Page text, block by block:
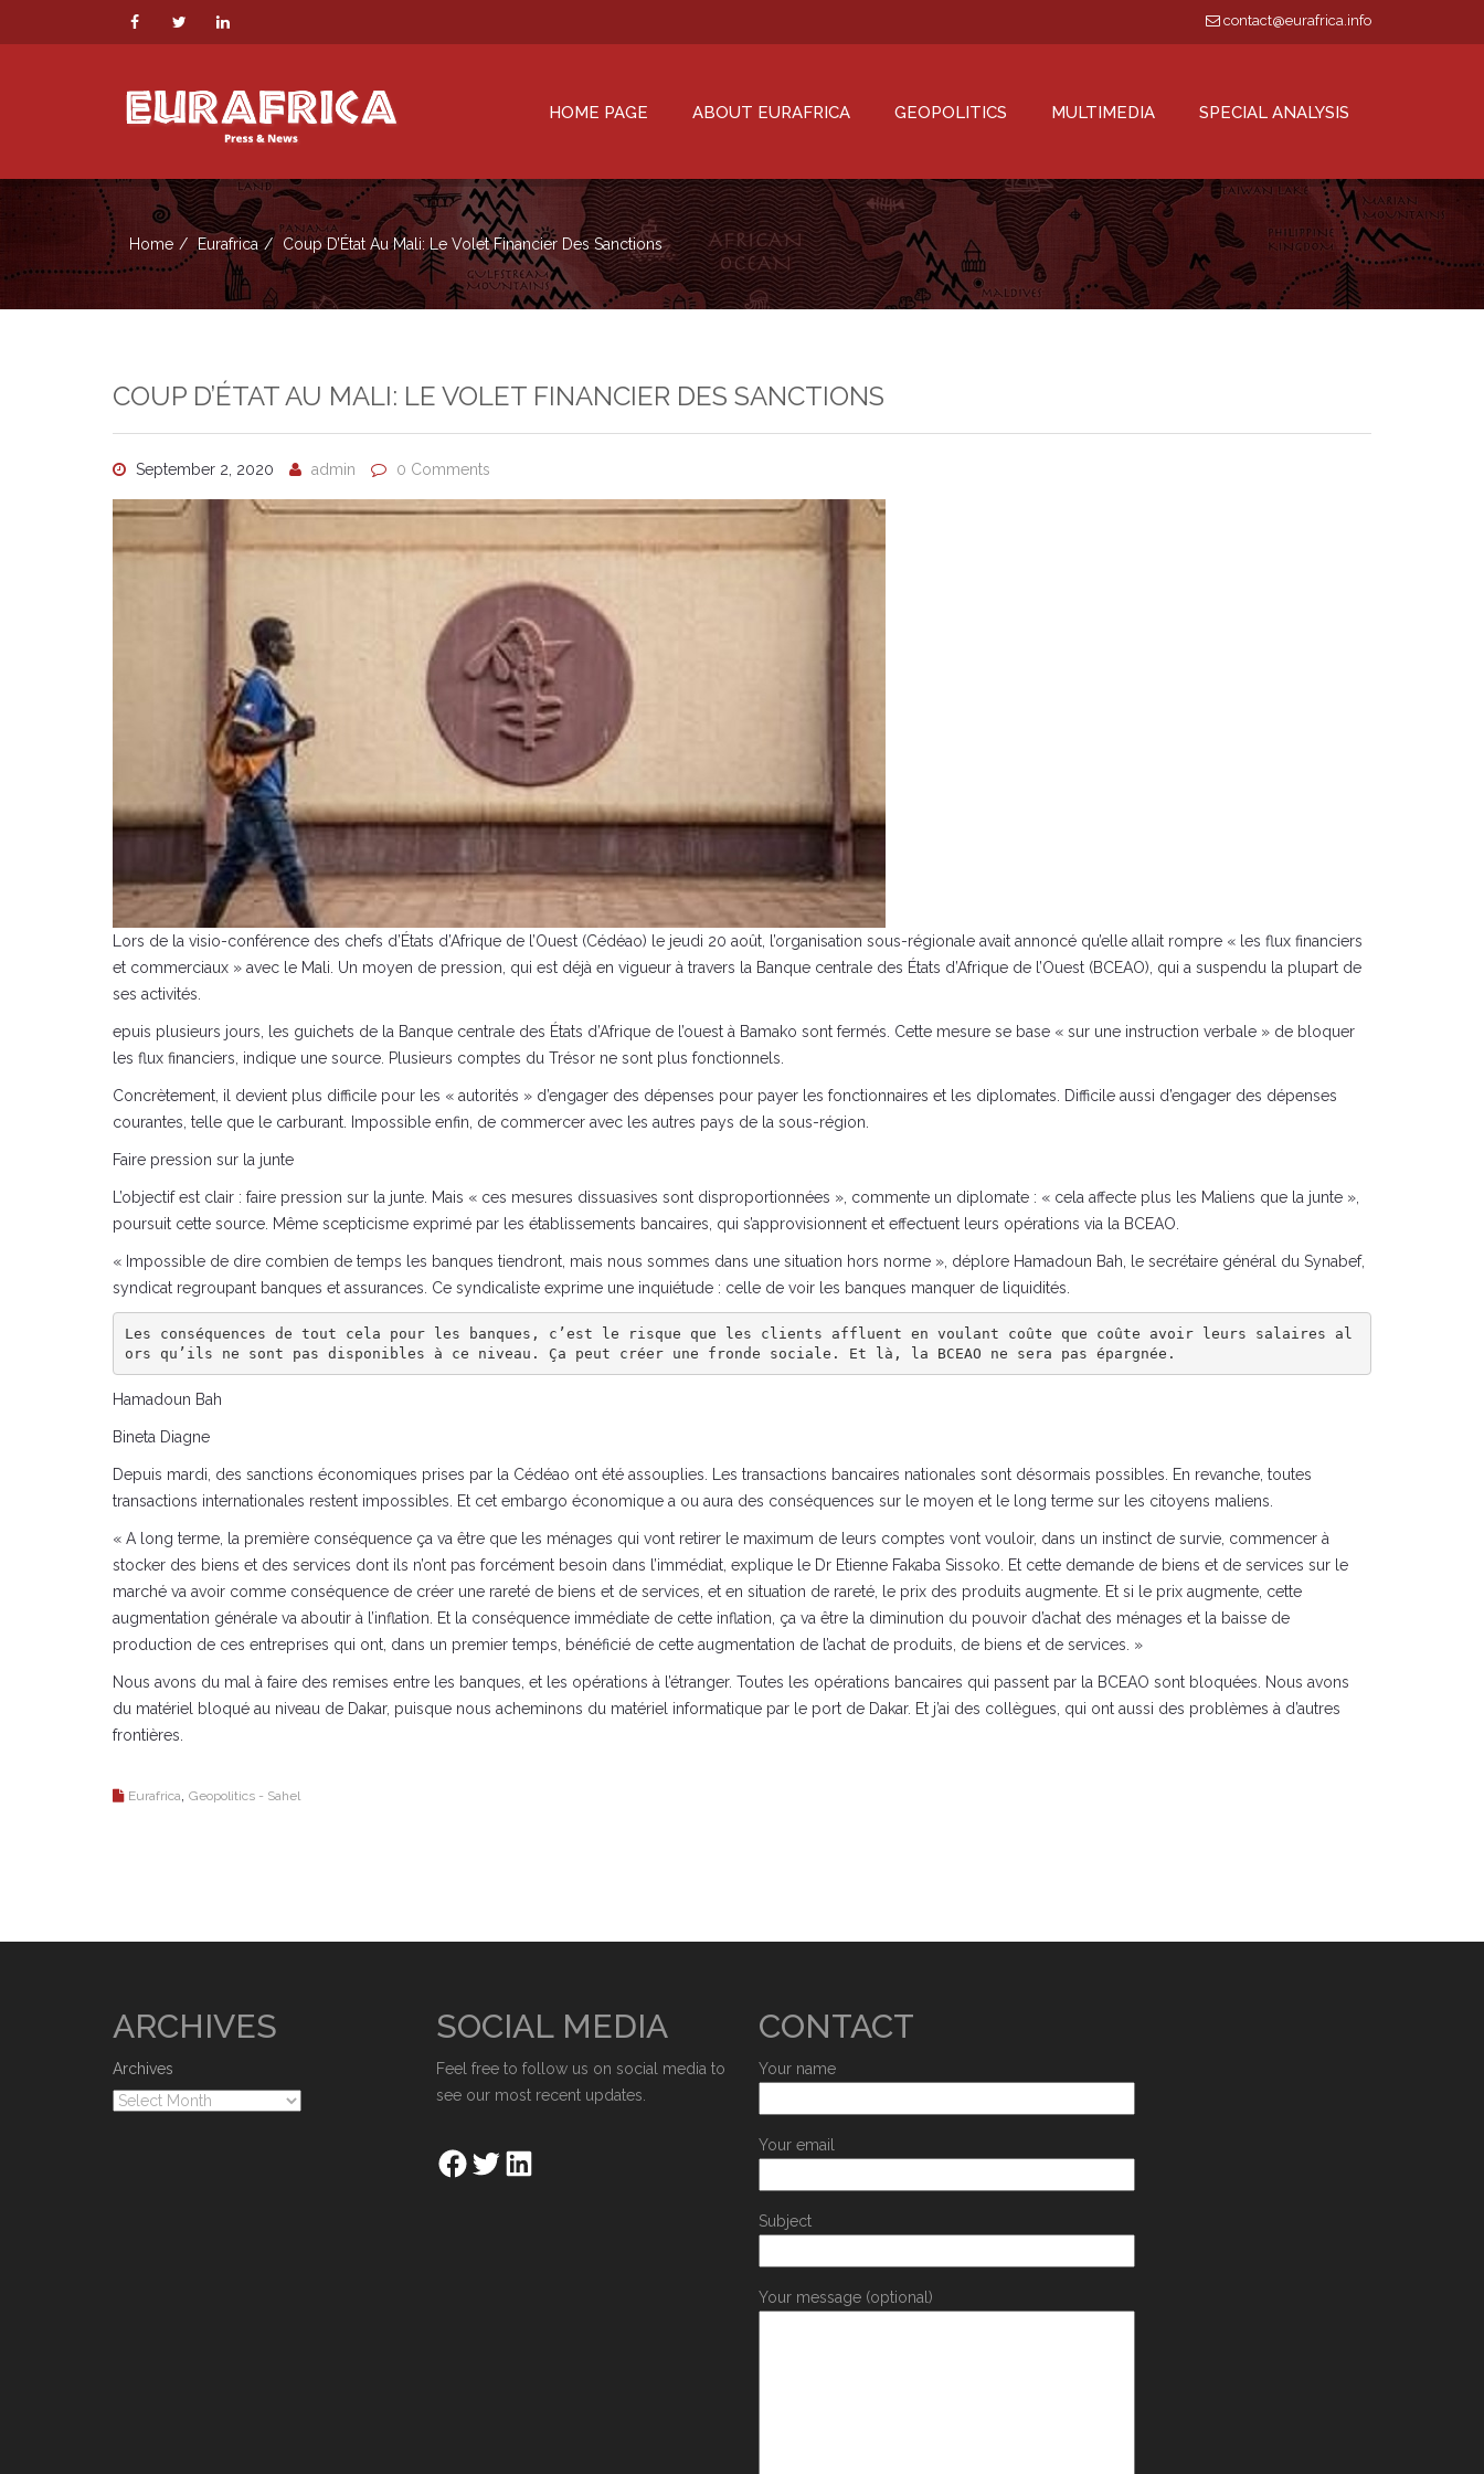
contact@eurafrica.info
HOME PAGE ABOUT EURAFRICA GEOPOLITICS MULTIMEDIA SPECIAL ANALYSIS
Home Eurafrica Coup D’État Au Mali: Le Volet Financier Des Sanctions
COUP D’ÉTAT AU MALI: LE VOLET FINANCIER DES SANCTIONS
September 2, 2020 admin 0 Comments
Lors de la visio-conférence des chefs d’États d’Afrique de l’Ouest (Cédéao) le jeudi 20 août, l’organisation sous-régionale avait annoncé qu’elle allait rompre « les flux financiers
et commerciaux » avec le Mali. Un moyen de pression, qui est déjà en vigueur à travers la Banque centrale des États d’Afrique de l’Ouest (BCEAO), qui a suspendu la plupart de
ses activités.
epuis plusieurs jours, les guichets de la Banque centrale des États d’Afrique de l’ouest à Bamako sont fermés. Cette mesure se base « sur une instruction verbale » de bloquer
les flux financiers, indique une source. Plusieurs comptes du Trésor ne sont plus fonctionnels.
Concrètement, il devient plus difficile pour les « autorités » d’engager des dépenses pour payer les fonctionnaires et les diplomates. Difficile aussi d’engager des dépenses
courantes, telle que le carburant. Impossible enfin, de commercer avec les autres pays de la sous-région.
Faire pression sur la junte
L’objectif est clair : faire pression sur la junte. Mais « ces mesures dissuasives sont disproportionnées », commente un diplomate : « cela affecte plus les Maliens que la junte »,
poursuit cette source. Même scepticisme exprimé par les établissements bancaires, qui s’approvisionnent et effectuent leurs opérations via la BCEAO.
« Impossible de dire combien de temps les banques tiendront, mais nous sommes dans une situation hors norme », déplore Hamadoun Bah, le secrétaire général du Synabef,
syndicat regroupant banques et assurances. Ce syndicaliste exprime une inquiétude : celle de voir les banques manquer de liquidités.
Les conséquences de tout cela pour les banques, c’est le risque que les clients affluent en voulant coûte que coûte avoir leurs salaires al
ors qu’ils ne sont pas disponibles à ce niveau. Ça peut créer une fronde sociale. Et là, la BCEAO ne sera pas épargnée.
Hamadoun Bah
Bineta Diagne
Depuis mardi, des sanctions économiques prises par la Cédéao ont été assouplies. Les transactions bancaires nationales sont désormais possibles. En revanche, toutes
transactions internationales restent impossibles. Et cet embargo économique a ou aura des conséquences sur le moyen et le long terme sur les citoyens maliens.
« A long terme, la première conséquence ça va être que les ménages qui vont retirer le maximum de leurs comptes vont vouloir, dans un instinct de survie, commencer à
stocker des biens et des services dont ils n’ont pas forcément besoin dans l’immédiat, explique le Dr Etienne Fakaba Sissoko. Et cette demande de biens et de services sur le
marché va avoir comme conséquence de créer une rareté de biens et de services, et en situation de rareté, le prix des produits augmente. Et si le prix augmente, cette
augmentation générale va aboutir à l’inflation. Et la conséquence immédiate de cette inflation, ça va être la diminution du pouvoir d’achat des ménages et la baisse de
production de ces entreprises qui ont, dans un premier temps, bénéficié de cette augmentation de l’achat de produits, de biens et de services. »
Nous avons du mal à faire des remises entre les banques, et les opérations à l’étranger. Toutes les opérations bancaires qui passent par la BCEAO sont bloquées. Nous avons
du matériel bloqué au niveau de Dakar, puisque nous acheminons du matériel informatique par le port de Dakar. Et j’ai des collègues, qui ont aussi des problèmes à d’autres
frontières.
Eurafrica Geopolitics - Sahel
ARCHIVES
Archives
SOCIAL MEDIA
Feel free to follow us on social media to
see our most recent updates.
CONTACT
Your name
Your email
Subject
Your message (optional)